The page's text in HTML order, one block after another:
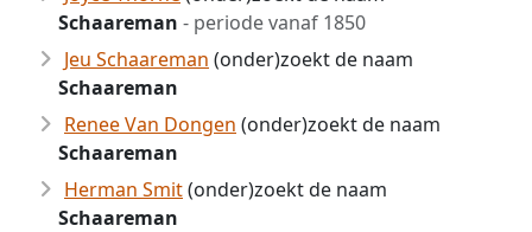
Schaareman - periode vanaf 1850
Jeu Schaareman (onder)zoekt de naam
Schaareman
Renee Van Dongen (onder)zoekt de naam
Schaareman
Herman Smit(onder)zoekt de naam
Schaareman